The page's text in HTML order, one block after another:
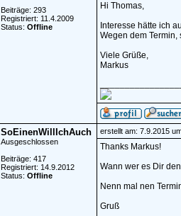
Beiträge: 293
Registriert: 11.4.2009
Status: Offline
Hi Thomas,
Interesse hätte ich
Wegen dem
Viele Grüße,
Markus
SoEinenWillIchAuch
Ausgeschlossen
Beiträge: 417
Registriert: 14.9.2012
Status: Offline
erstellt am: 7.9.2015
Thanks Markus!
Wann wer es Dir
Nenn mal nen
Gruß